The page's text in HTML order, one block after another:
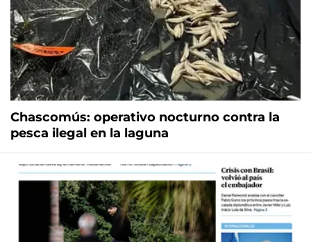
Chascomús: operativo nocturno contra la
pesca ilegal en la laguna